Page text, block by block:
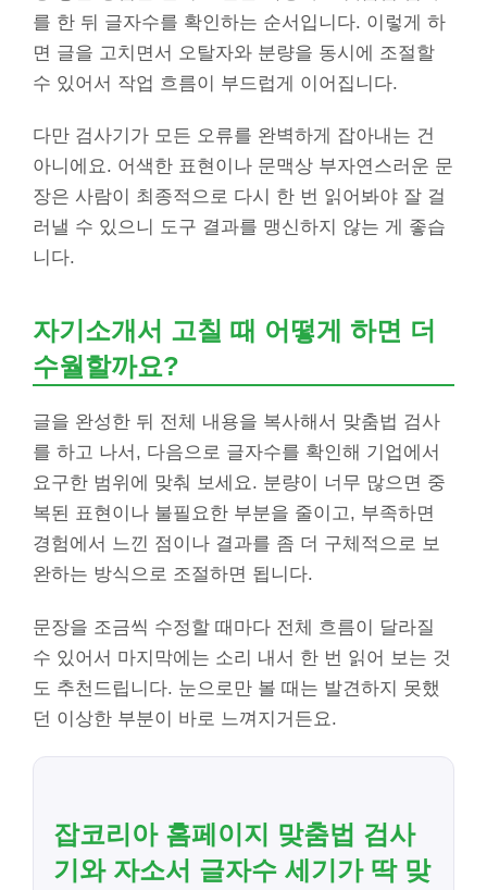
를 한 뒤 글자수를 확인하는 순서입니다. 이렇게 하
면 글을 고치면서 오탈자와 분량을 동시에 조절할
수 있어서 작업 흐름이 부드럽게 이어집니다.
다만 검사기가 모든 오류를 완벽하게 잡아내는 건
아니에요. 어색한 표현이나 문맥상 부자연스러운 문
장은 사람이 최종적으로 다시 한 번 읽어봐야 잘 걸
러낼 수 있으니 도구 결과를 맹신하지 않는 게 좋습
니다.
자기소개서 고칠 때 어떻게 하면 더
수월할까요?
글을 완성한 뒤 전체 내용을 복사해서 맞춤법 검사
를 하고 나서, 다음으로 글자수를 확인해 기업에서
요구한 범위에 맞춰 보세요. 분량이 너무 많으면 중
복된 표현이나 불필요한 부분을 줄이고, 부족하면
경험에서 느낀 점이나 결과를 좀 더 구체적으로 보
완하는 방식으로 조절하면 됩니다.
문장을 조금씩 수정할 때마다 전체 흐름이 달라질
수 있어서 마지막에는 소리 내서 한 번 읽어 보는 것
도 추천드립니다. 눈으로만 볼 때는 발견하지 못했
던 이상한 부분이 바로 느껴지거든요.
잡코리아 홈페이지 맞춤법 검사
기와 자소서 글자수 세기가 딱 맞